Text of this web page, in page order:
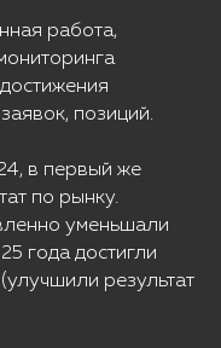
работа,
позиций.
в первый же
по рынку.
уменьшали
года достигли
результат